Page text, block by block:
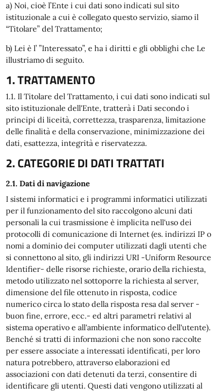
a) Noi, cioè l’Ente i cui dati sono indicati sul sito
istituzionale a cui è collegato questo servizio, siamo il
“Titolare” del Trattamento;
b) Lei è l’ ”Interessato”, e ha i diritti e gli obblighi che Le
illustriamo di seguito.
1. TRATTAMENTO
1.1. Il Titolare del Trattamento, i cui dati sono indicati sul
sito istituzionale dell'Ente, tratterà i Dati secondo i
principi di liceità, correttezza, trasparenza, limitazione
delle finalità e della conservazione, minimizzazione dei
dati, esattezza, integrità e riservatezza.
2. CATEGORIE DI DATI TRATTATI
2.1. Dati di navigazione
I sistemi informatici e i programmi informatici utilizzati
per il funzionamento del sito raccolgono alcuni dati
personali la cui trasmissione è implicita nell'uso dei
protocolli di comunicazione di Internet (es. indirizzi IP o
nomi a dominio dei computer utilizzati dagli utenti che
si connettono al sito, gli indirizzi URI -Uniform Resource
Identifier- delle risorse richieste, orario della richiesta,
metodo utilizzato nel sottoporre la richiesta al server,
dimensione del file ottenuto in risposta, codice
numerico circa lo stato della risposta resa dal server -
buon fine, errore, ecc.- ed altri parametri relativi al
sistema operativo e all'ambiente informatico dell'utente).
Benché si tratti di informazioni che non sono raccolte
per essere associate a interessati identificati, per loro
natura potrebbero, attraverso elaborazioni ed
associazioni con dati detenuti da terzi, consentire di
identificare gli utenti. Questi dati vengono utilizzati al